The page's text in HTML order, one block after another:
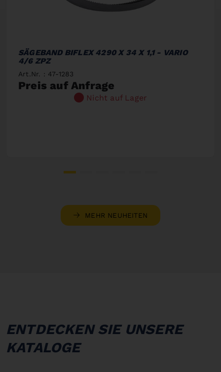
SÄGEBAND BIFLEX 4290 X 34 X 1,1 - VARIO
4/6 ZPZ
Art.Nr. : 47-1283
Preis auf Anfrage
Nicht auf Lager
MEHR NEUHEITEN
ENTDECKEN SIE UNSERE
KATALOGE